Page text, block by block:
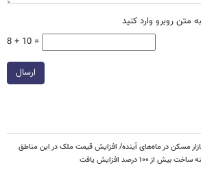
متن روبرو وارد کنید
8 + 10 =
ارسال
مسکن در ماه‌های آینده/ افزایش قیمت ملک در این مناطق
۱۰۰ درصد افزایش یافت